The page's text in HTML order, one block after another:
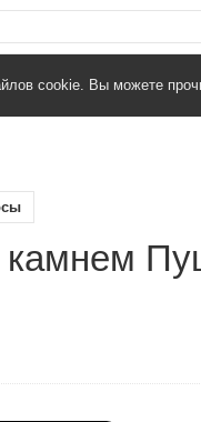
cookie. Вы можете
камнем